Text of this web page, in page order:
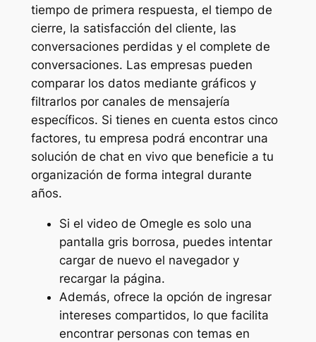
tiempo de primera respuesta, el tiempo de
cierre, la satisfacción del cliente, las
conversaciones perdidas y el complete de
conversaciones. Las empresas pueden
comparar los datos mediante gráficos y
filtrarlos por canales de mensajería
específicos. Si tienes en cuenta estos cinco
factores, tu empresa podrá encontrar una
solución de chat en vivo que beneficie a tu
organización de forma integral durante
años.
Si el video de Omegle es solo una
pantalla gris borrosa, puedes intentar
cargar de nuevo el navegador y
recargar la página.
Además, ofrece la opción de ingresar
intereses compartidos, lo que facilita
encontrar personas con temas en